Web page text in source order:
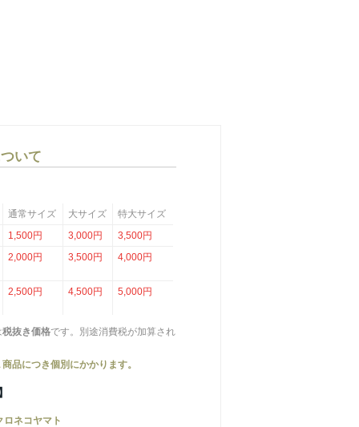
いて
通常サイズ 大サイズ
特大サイズ
1,500円 3,000円
3,500円
2,000円 3,500円 4,000円
2,500円 4,500円 5,000円
税抜き価格です。別途消費税が加算され
品につき個別にかかります。
ロネコヤマト